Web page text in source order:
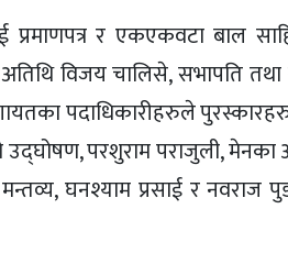
र एकएकवटा बाल
विजय चालिसे, सभापति
पदाधिकारीहरुले
उद्घोषण, परशुराम पराजुली, मेनका
घनश्याम प्रसाई र नवराज